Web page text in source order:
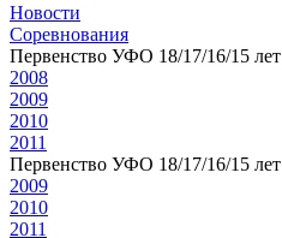
Новости
Соревнования
Первенство УФО 18/17/16/15 лет
2008
2009
2010
2011
Первенство УФО 18/17/16/15 лет
2009
2010
2011